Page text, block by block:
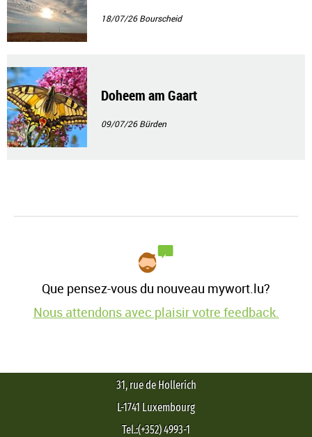
18/07/26Bourscheid
Doheem am Gaart
09/07/26Bürden
Que pensez-vous du nouveau mywort.lu?
Nous attendons avec plaisir votre feedback.
31, rue de Hollerich
L-1741 Luxembourg
Tel.:(+352) 4993-1